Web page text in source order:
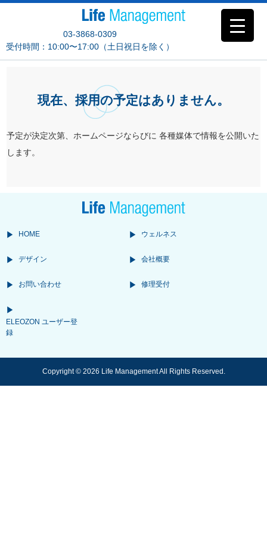
03-3868-0309
受付時間：10:00〜17:00（土日祝日を除く）
現在、採用の予定はありません。
予定が決定次第、ホームページならびに 各種媒体で情報を公開いた
します。
HOME ウェルネス
デザイン 会社概要
お問い合わせ 修理受付
ELEOZON ユーザー登
録
Copyright © 2026 Life Management All Rights Reserved.